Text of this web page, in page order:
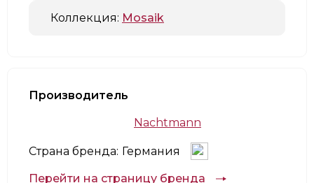
Коллекция: Mosaik
Производитель
Nachtmann
Страна бренда: Германия
Перейти на страницу бренда